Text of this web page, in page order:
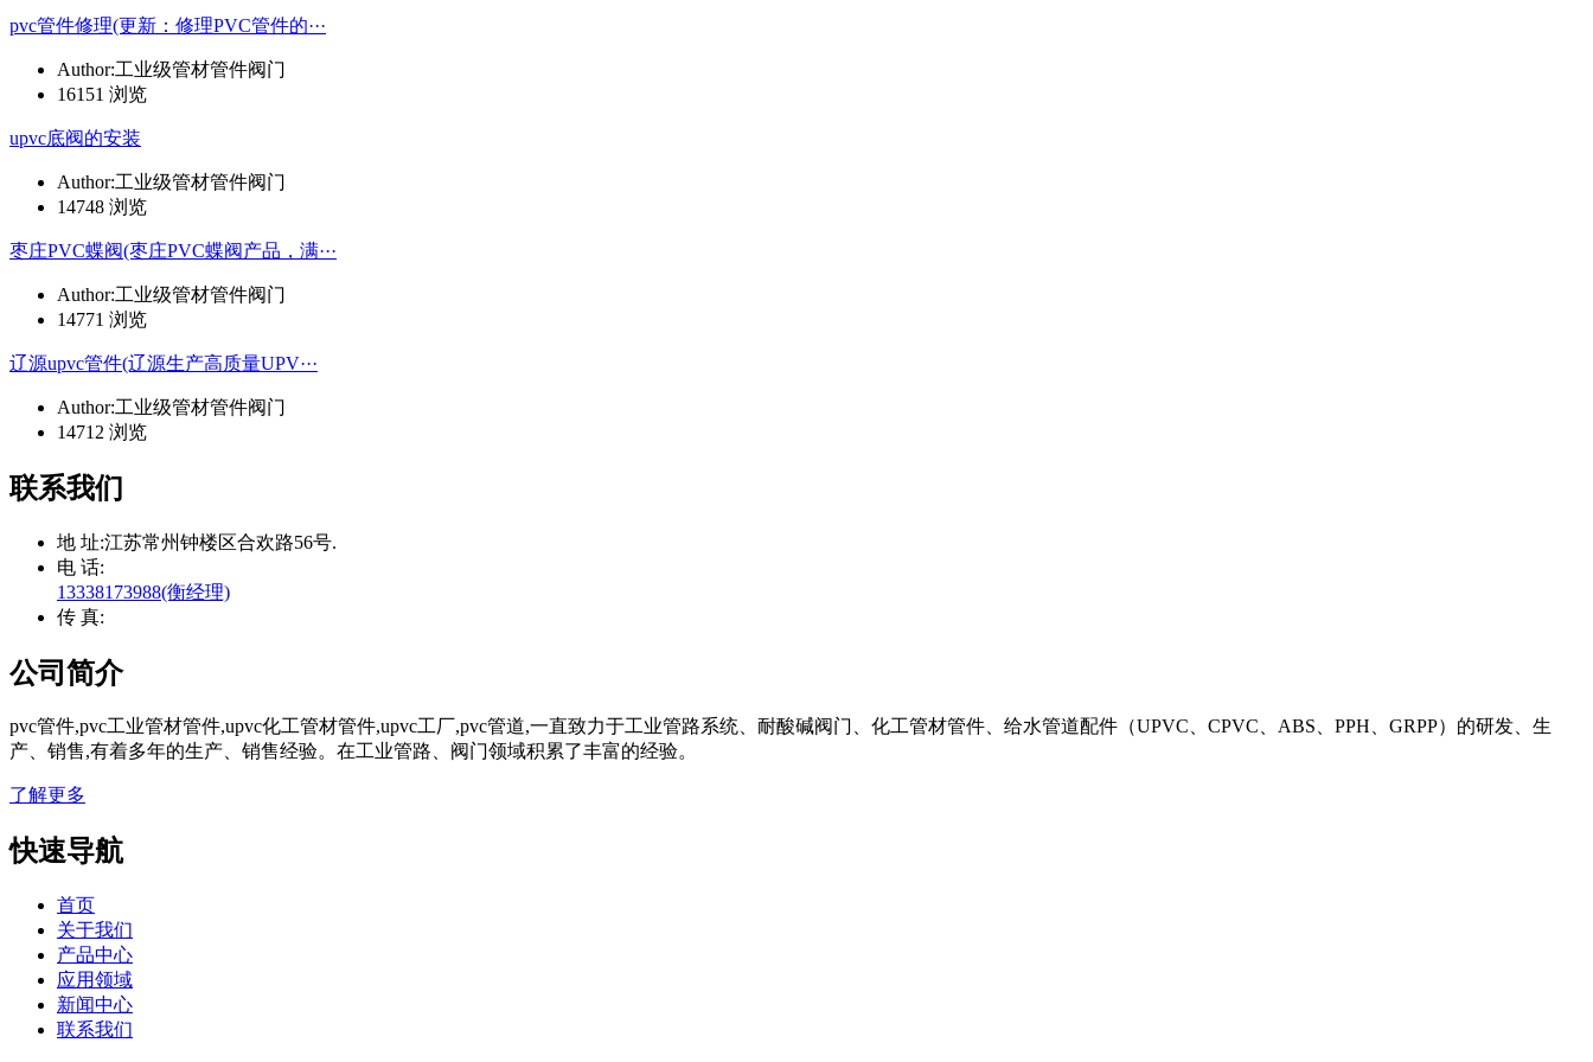
pvc管件修理(更新：修理PVC管件的···
Author:工业级管材管件阀门
16151 浏览
upvc底阀的安装
Author:工业级管材管件阀门
14748 浏览
枣庄PVC蝶阀(枣庄PVC蝶阀产品，满···
Author:工业级管材管件阀门
14771 浏览
辽源upvc管件(辽源生产高质量UPV···
Author:工业级管材管件阀门
14712 浏览
联系我们
地 址:江苏常州钟楼区合欢路56号.
电 话:
13338173988(衡经理)
传 真:
公司简介
pvc管件,pvc工业管材管件,upvc化工管材管件,upvc工厂,pvc管道,一直致力于工业管路系统、耐酸碱阀门、化工管材管件、给水管道配件（UPVC、CPVC、ABS、PPH、GRPP）的研发、生
产、销售,有着多年的生产、销售经验。在工业管路、阀门领域积累了丰富的经验。
了解更多
快速导航
首页
关于我们
产品中心
应用领域
新闻中心
联系我们